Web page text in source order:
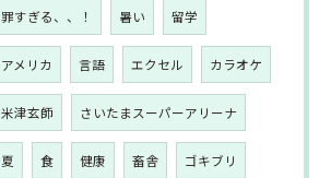
罪すぎる、、！ 暑い 留学
アメリカ 言語 エクセル カラオケ
米津玄師 さいたまスーパーアリーナ
夏 食 健康 畜舎 ゴキブリ